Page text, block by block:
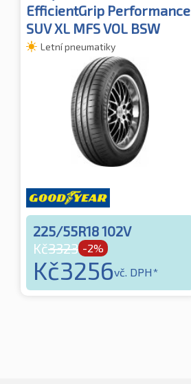
EfficientGrip Performance
SUV XL MFS VOL BSW
Letní pneumatiky
225/55R18 102V
Kč3323 -2%
Kč3256vč. DPH*